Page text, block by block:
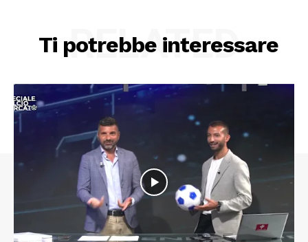
Ti potrebbe interessare
RELATED